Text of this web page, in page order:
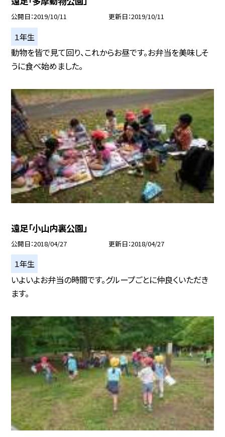
公開日 2019/10/11 更新日 2019/10/11
１年生
動物を皆で見て回り、これからお昼です。お弁当を美味しそ
うに食べ始めました。
遠足「小山内裏公園」
公開日 2018/04/27 更新日 2018/04/27
１年生
いよいよお弁当の時間です。グループごとに仲良くいただき
ます。